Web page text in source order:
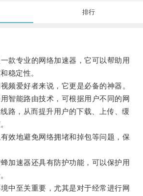
排行
专业的网络加速器，它可以帮助用
稳定性。
爱好者来说，它更是必备的神器。
能路由技术，可根据用户不同的网
路，从而提升用户的下载、上传、缓
地避免网络拥堵和掉包等问题，保
速器还具有防护功能，可以保护用
至关重要，尤其是对于经常进行网